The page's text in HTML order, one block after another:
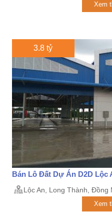
Xem
3.8 tỷ
Bán Lô Đất Dự Án D2D Lộc
Lộc An, Long Thành, Đồng
Xem